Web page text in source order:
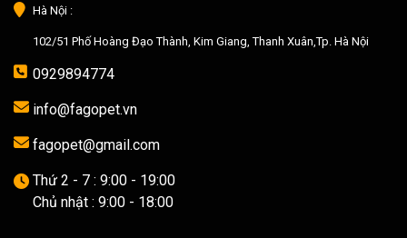
Hà Nội :
102/51 Phố Hoàng Đạo Thành, Kim Giang, Thanh Xuân,Tp. Hà Nội
0929894774
info@fagopet.vn
fagopet@gmail.com
Thứ 2 - 7 : 9:00 - 19:00
Chủ nhật : 9:00 - 18:00